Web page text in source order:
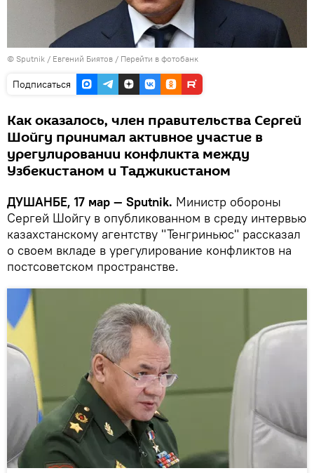
© Sputnik / Евгений Биятов / Перейти в фотобанк
Подписаться
Как оказалось, член правительства Сергей
Шойгу принимал активное участие в
урегулировании конфликта между
Узбекистаном и Таджикистаном
ДУШАНБЕ, 17 мар — Sputnik. Министр обороны
Сергей Шойгу в опубликованном в среду интервью
казахстанскому агентству "Тенгриньюс" рассказал
о своем вкладе в урегулирование конфликтов на
постсоветском пространстве.